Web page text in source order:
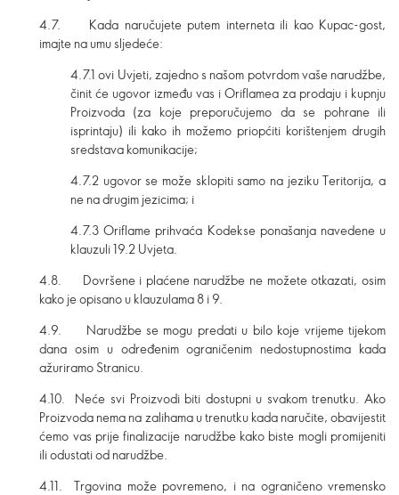
4.7. Kada naručujete putem interneta ili kao Kupac-gost,
imajte na umu sljedeće:
4.7.1 ovi Uvjeti, zajedno s našom potvrdom vaše narudžbe,
činit će ugovor između vas i Oriflamea za prodaju i kupnju
Proizvoda (za koje preporučujemo da se pohrane ili
isprintaju) ili kako ih možemo priopćiti korištenjem drugih
sredstava komunikacije;
4.7.2 ugovor se može sklopiti samo na jeziku Teritorija, a
ne na drugim jezicima; i
4.7.3 Oriflame prihvaća Kodekse ponašanja navedene u
klauzuli 19.2 Uvjeta.
4.8. Dovršene i plaćene narudžbe ne možete otkazati, osim
kako je opisano u klauzulama 8 i 9.
4.9. Narudžbe se mogu predati u bilo koje vrijeme tijekom
dana osim u određenim ograničenim nedostupnostima kada
ažuriramo Stranicu.
4.10. Neće svi Proizvodi biti dostupni u svakom trenutku. Ako
Proizvoda nema na zalihama u trenutku kada naručite, obavijestit
ćemo vas prije finalizacije narudžbe kako biste mogli promijeniti
ili odustati od narudžbe.
4.11. Trgovina može povremeno, i na ograničeno vremensko